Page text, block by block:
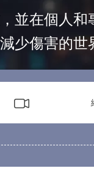
並在個人
少傷害的世